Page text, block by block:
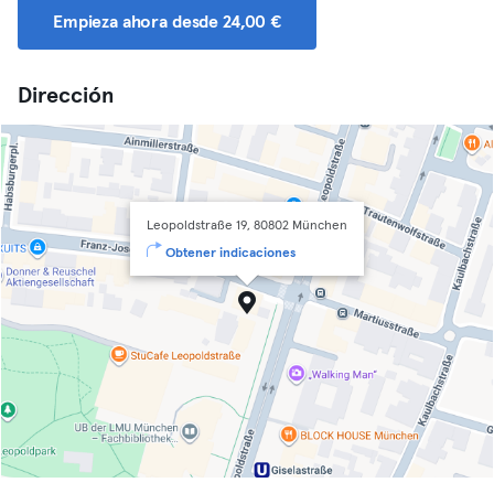
Empieza ahora desde 24,00 €
Dirección
Leopoldstraße 19, 80802 München
Obtener indicaciones